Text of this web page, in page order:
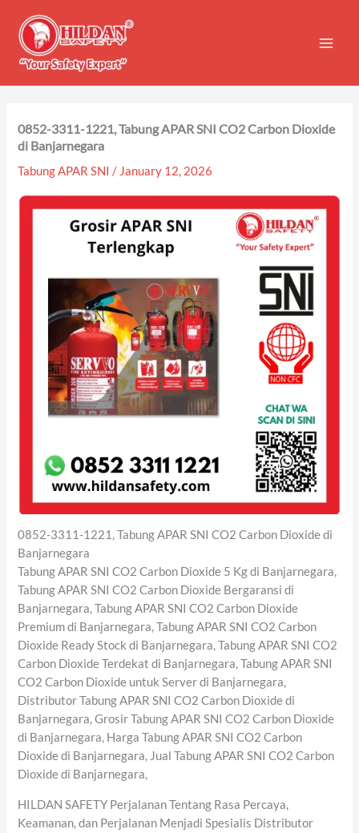
content
0852-3311-1221, Tabung APAR SNI CO2 Carbon Dioxide
di Banjarnegara
Tabung APAR SNI / January 12, 2026
0852-3311-1221, Tabung APAR SNI CO2 Carbon Dioxide di
Banjarnegara
Tabung APAR SNI CO2 Carbon Dioxide 5 Kg di Banjarnegara,
Tabung APAR SNI CO2 Carbon Dioxide Bergaransi di
Banjarnegara, Tabung APAR SNI CO2 Carbon Dioxide
Premium di Banjarnegara, Tabung APAR SNI CO2 Carbon
Dioxide Ready Stock di Banjarnegara, Tabung APAR SNI CO2
Carbon Dioxide Terdekat di Banjarnegara, Tabung APAR SNI
CO2 Carbon Dioxide untuk Server di Banjarnegara,
Distributor Tabung APAR SNI CO2 Carbon Dioxide di
Banjarnegara, Grosir Tabung APAR SNI CO2 Carbon Dioxide
di Banjarnegara, Harga Tabung APAR SNI CO2 Carbon
Dioxide di Banjarnegara, Jual Tabung APAR SNI CO2 Carbon
Dioxide di Banjarnegara,
HILDAN SAFETY Perjalanan Tentang Rasa Percaya,
Keamanan, dan Perjalanan Menjadi Spesialis Distributor